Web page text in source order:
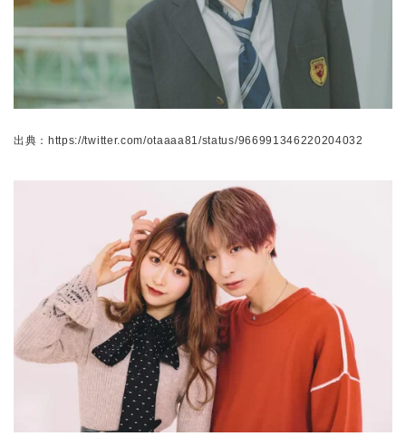
出典：https://twitter.com/otaaaa81/status/966991346220204032